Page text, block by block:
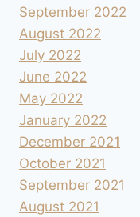
September 2022
August 2022
July 2022
June 2022
May 2022
January 2022
December 2021
October 2021
September 2021
August 2021